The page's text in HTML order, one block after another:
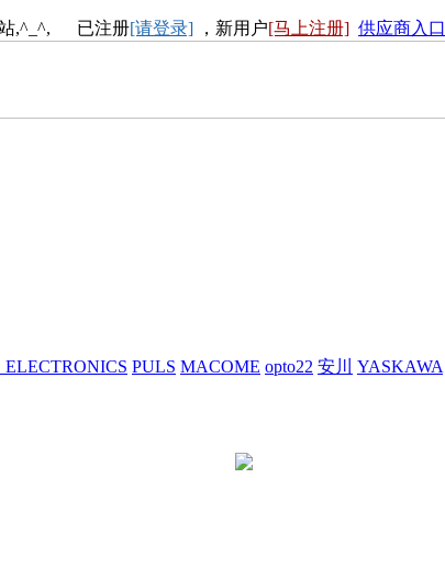
站,^_^, 已注册[请登录] ，新用户[马上注册] 供应商入口
ELECTRONICS PULS MACOME opto22 安川 YASKAWA